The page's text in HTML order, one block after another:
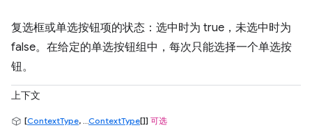
复选框或单选按钮项的状态：选中时为 true，未选中时为
false。在给定的单选按钮组中，每次只能选择一个单选按
钮。
上下文
[ContextType, ...ContextType[]] 可选